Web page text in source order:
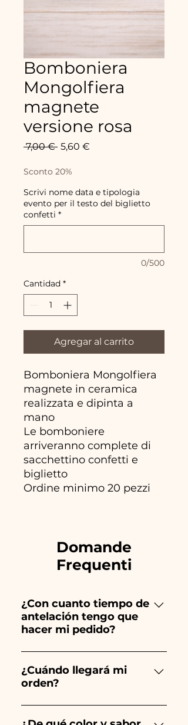
Bomboniera
Mongolfiera
magnete
versione rosa
7,00 € Precio
5,60 €
Sconto 20%
Scrivi nome data e tipologia
evento per il testo del biglietto
confetti *
0/500
Cantidad *
Agregar al carrito
Bomboniera Mongolfiera
magnete in ceramica
realizzata e dipinta a
mano
Le bomboniere
arriveranno complete di
sacchettino confetti e
biglietto
Ordine minimo 20 pezzi
Domande
Frequenti
¿Con cuanto tiempo de
antelación tengo que
hacer mi pedido?
Ceramiche Ania crea y pinta
totalmente a mano, ¡por lo que
su creación lleva mucho
¿Cuándo llegará mi
orden?
Se garantiza la recepción del
pedido 10/15 días antes del